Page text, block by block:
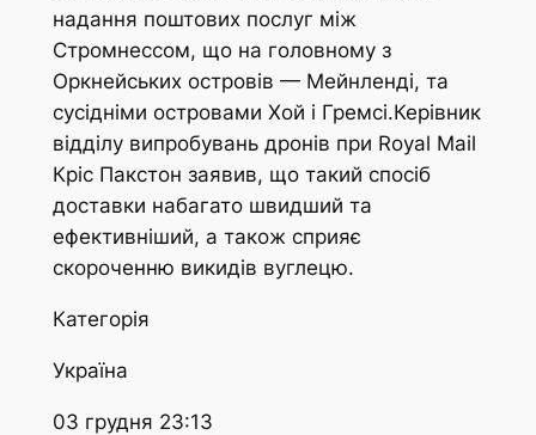
надання поштових послуг між
Стромнессом, що на головному з
Оркнейських островів — Мейнленді, та
сусідніми островами Хой і Гремсі.Керівник
відділу випробувань дронів при Royal Mail
Кріс Пакстон заявив, що такий спосіб
доставки набагато швидший та
ефективніший, а також сприяє
скороченню викидів вуглецю.
Категорія
Україна
03 грудня 23:13